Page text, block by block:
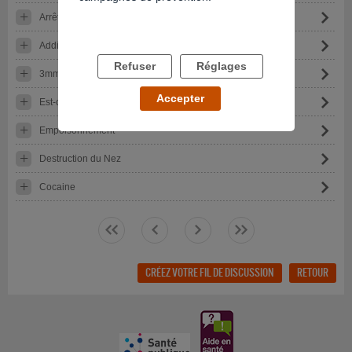
Arrête cannabis du jour au lendemain
Addiction cathinones
3mmc addictions et tca
Est-ce que j'arriverais à m'en sortir?
Empoisonnement
Destruction du Nez
Cocaine
<< < > >>
CRÉEZ VOTRE FIL DE DISCUSSION RETOUR
Refuser Réglages
Accepter